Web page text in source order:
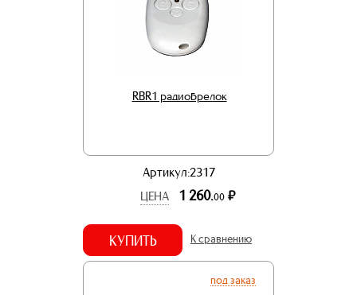
RBR1 радиобрелок
Артикул:2317
ЦЕНА
1 260.00 р.
КУПИТЬ К сравнению
под заказ